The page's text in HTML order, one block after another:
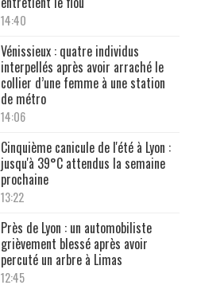
14:40
Vénissieux : quatre individus
interpellés après avoir arraché le
collier d’une femme à une station
de métro
14:06
Cinquième canicule de l'été à Lyon :
jusqu'à 39°C attendus la semaine
prochaine
13:22
Près de Lyon : un automobiliste
grièvement blessé après avoir
percuté un arbre à Limas
12:45